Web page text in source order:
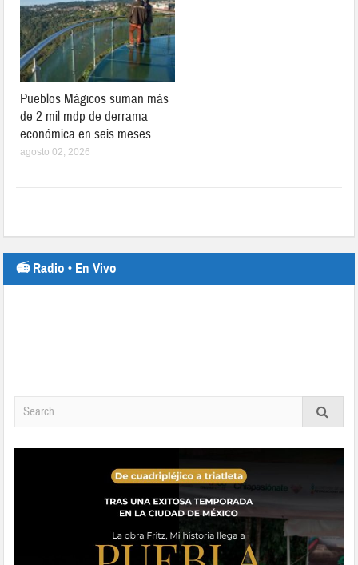
Pueblos Mágicos suman más
de 2 mil mdp de derrama
económica en seis meses
agosto 02, 2026
📻 Radio • En Vivo